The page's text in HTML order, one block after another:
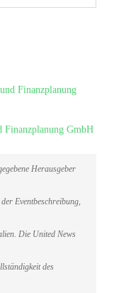
Finanzplanung
GmbH
Herausgeber
Eventbeschreibung,
Die United News
des